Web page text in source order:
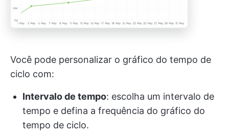
Você pode personalizar o gráfico do tempo de
ciclo com:
Intervalo de tempo: escolha um intervalo de
tempo e defina a frequência do gráfico do
tempo de ciclo.